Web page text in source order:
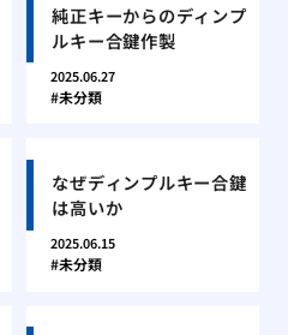
純正キーからのディンプ
ルキー合鍵作製
2025.06.27
未分類
なぜディンプルキー合鍵
は高いか
2025.06.15
未分類